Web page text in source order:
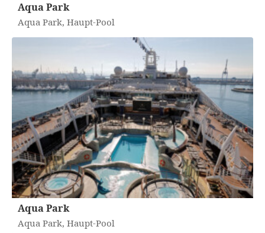
Aqua Park
Aqua Park, Haupt-Pool
Aqua Park
Aqua Park, Haupt-Pool